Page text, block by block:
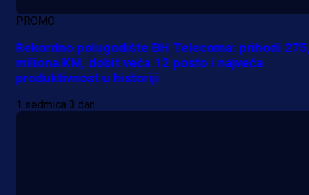
PROMO
Rekordno polugodište BH Telecoma: prihodi
miliona KM, dobit veća 12 posto i najveća
produktivnost u historiji
1 sedmica 3 dan